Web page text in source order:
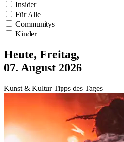
Insider
Für Alle
Communitys
Kinder
Heute, Freitag,
07. August 2026
Kunst & Kultur Tipps des Tages